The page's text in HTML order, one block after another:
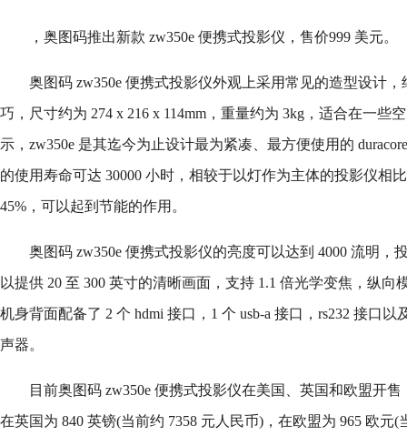
，奥图码推出新款 zw350e 便携式投影仪，售价999 美元。
奥图码 zw350e 便携式投影仪外观上采用常见的造型设计
巧，尺寸约为 274 x 216 x 114mm，重量约为 3kg，适合在一些
示，zw350e 是其迄今为止设计最为紧凑、最方便使用的
的使用寿命可达 30000 小时，相较于以灯作为主体的投影仪相
45%，可以起到节能的作用。
奥图码 zw350e 便携式投影仪的亮度可以达到 4000 流明，
以提供 20 至 300 英寸的清晰画面，支持 1.1 倍光学变焦，纵向
机身背面配备了 2 个 hdmi 接口，1 个 usb-a 接口，rs232 接口
声器。
目前奥图码 zw350e 便携式投影仪在美国、英国和欧盟开
在英国为 840 英镑(当前约 7358 元人民币)，在欧盟为 965 欧元(